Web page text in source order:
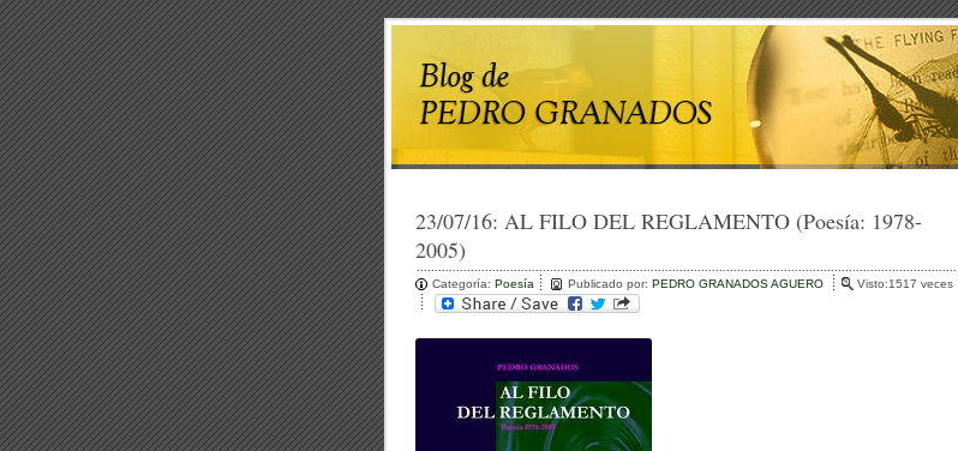
23/07/16: AL FILO DEL REGLAMENTO (Poesía: 1978-
2005)
Categoría: Poesía Publicado por: PEDRO GRANADOS AGUERO Visto:1517 veces